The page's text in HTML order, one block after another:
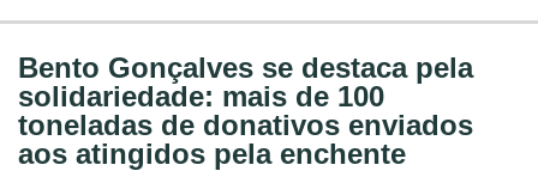
Bento Gonçalves se destaca pela
solidariedade: mais de 100
toneladas de donativos enviados
aos atingidos pela enchente